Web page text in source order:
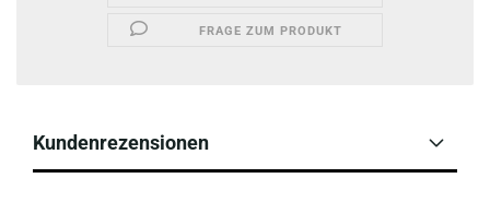
FRAGE ZUM PRODUKT
Kundenrezensionen